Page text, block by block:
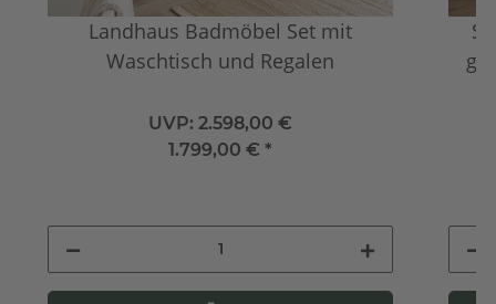
Landhaus Badmöbel Set mit
Waschtisch und Regalen
UVP: 2.598,00 €
1.799,00 €*